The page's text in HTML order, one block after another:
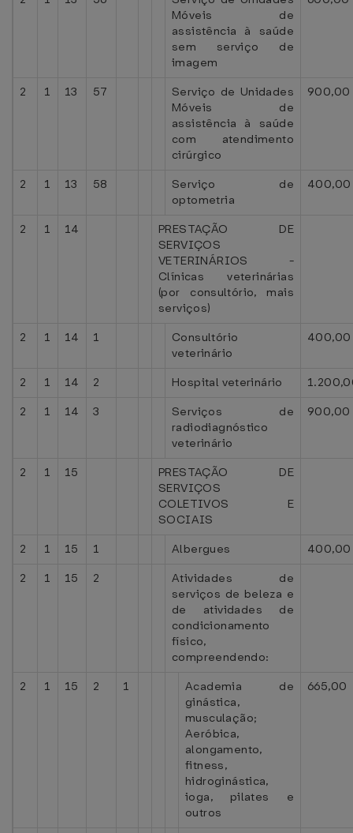
Móveis de
assistência à saúde
sem serviço de
imagem
2 1 13 57
Serviço de Unidades
Móveis de
assistência à saúde
com atendimento
cirúrgico
900,00
2 1 13 58
Serviço de
optometria
400,00
2 1 14
PRESTAÇÃO DE
SERVIÇOS
VETERINÁRIOS -
Clínicas veterinárias
(por consultório, mais
serviços)
2
1 14 1
Consultório
veterinário
400,00
2 1 14 2 Hospital veterinário
2
1 14 3
Serviços de
radiodiagnóstico
veterinário
900,00
2 1 15
PRESTAÇÃO DE
SERVIÇOS
COLETIVOS E
SOCIAIS
2
1 15 1 Albergues
400,00
2
1 15 2
Atividades de
serviços de beleza e
de atividades de
condicionamento
físico,
compreendendo:
2
1 15 2 1
Academia de
ginástica,
musculação;
Aeróbica,
alongamento,
fitness,
hidroginástica,
ioga, pilates e
outros
665,00